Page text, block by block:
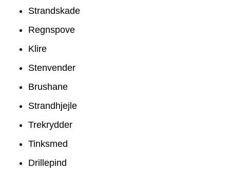
Strandskade
Regnspove
Klire
Stenvender
Brushane
Strandhjejle
Trekrydder
Tinksmed
Drillepind